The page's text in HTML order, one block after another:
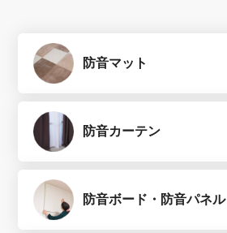
防音マット
防音カーテン
防音ボード・防音パネル